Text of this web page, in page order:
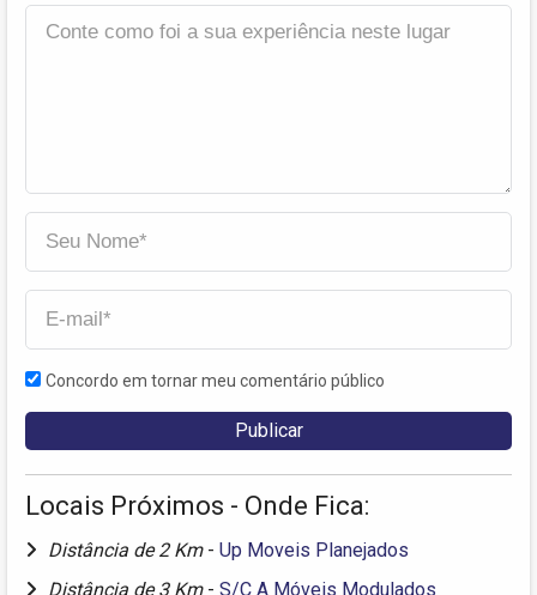
Concordo em tornar meu comentário público
Locais Próximos - Onde Fica:
Distância de 2 Km - Up Moveis Planejados
Distância de 3 Km - S/C A Móveis Modulados